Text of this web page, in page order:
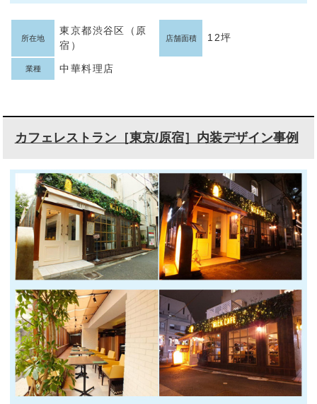
所在地
東京都渋谷区（原
宿）
店舗面積 12坪
業種 中華料理店
カフェレストラン［東京/原宿］内装デザイン事例